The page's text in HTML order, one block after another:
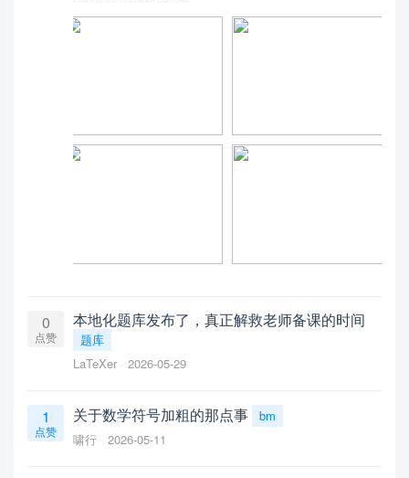
0
点赞
本地化题库发布了，真正解救老师备课的时间
题库
LaTeXer
2026-05-29
1
点赞
关于数学符号加粗的那点事
bm
啸行
2026-05-11